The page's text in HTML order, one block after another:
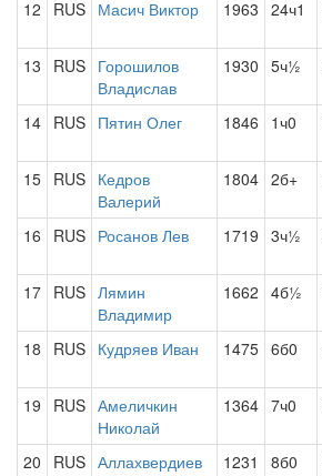
12 RUS Масич Виктор 1963 24ч1
13 RUS Горошилов
Владислав
1930 5ч½
14 RUS Пятин Олег 1846 1ч0
15 RUS Кедров
Валерий
1804 2б+
16 RUS Росанов Лев 1719 3ч½
17 RUS Лямин
Владимир
1662 4б½
18 RUS Кудряев Иван 1475 6б0
19 RUS Амеличкин
Николай
1364 7ч0
20 RUS Аллахвердиев
1231 8б0